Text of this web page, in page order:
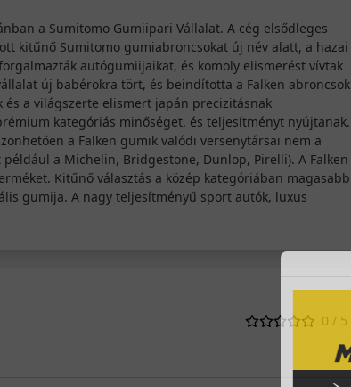
a Sumitomo Gumiipari Vállalat. A cég elsődleges
kitűnő Sumitomo gumiabroncsokat új név alatt, a hazai
autógumiijaikat, és komoly elismerést vívtak
új babérokra tört, és beindította a Falken abroncsok
a világszerte elismert japán precizitásnak
kategóriás minőséget, és teljesítményt nyújtanak.
a Falken gumik valódi versenytársai nem a
a Michelin, Bridgestone, Dunlop, Pirelli). A Falken
Kitűnő választás a közép kategóriában magasabb
gumija. A nagy teljesítményű sport autók, luxus
0 / 5